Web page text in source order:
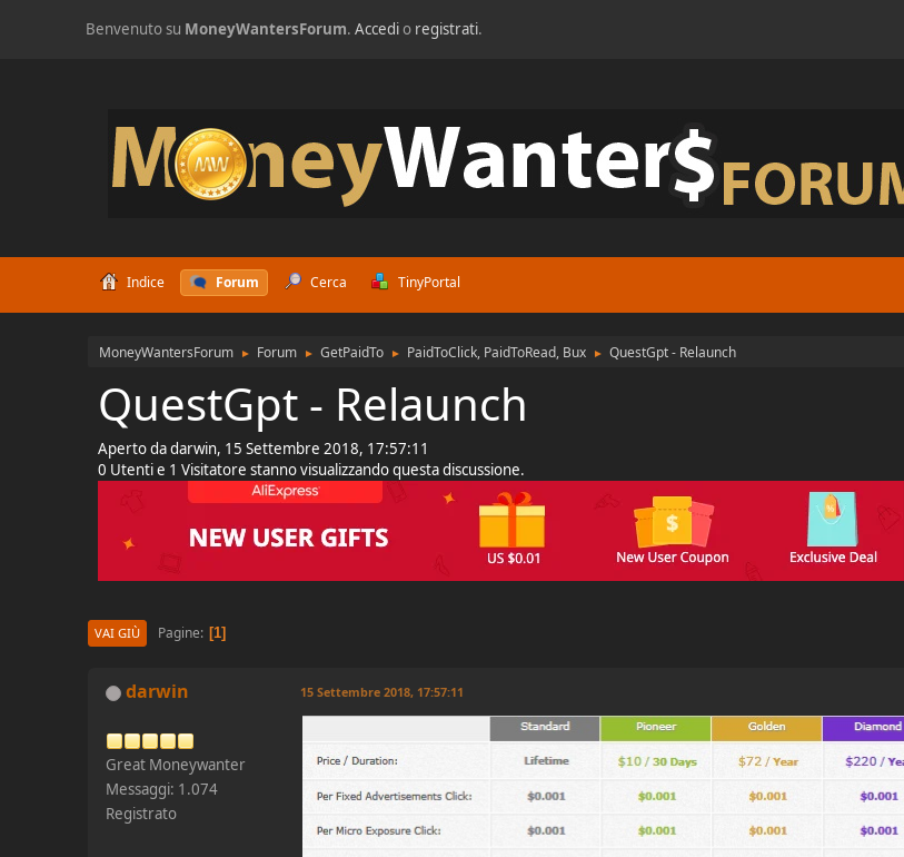
Benvenuto su MoneyWantersForum.Accedio registrati.
Indice Forum Cerca TinyPortal
MoneyWantersForum ► Forum ► GetPaidTo ► PaidToClick, PaidToRead, Bux ► QuestGpt - Relaunch
QuestGpt - Relaunch
Aperto da darwin, 15 Settembre 2018, 17:57:11
0 Utenti e 1 Visitatore stanno visualizzando questa discussione.
VAI GIÙ Pagine 1
darwin
Great Moneywanter
Messaggi: 1.074
Registrato
15 Settembre 2018, 17:57:11